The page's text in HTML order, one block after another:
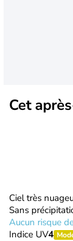
Cet
Ciel très
Sans
Aucun risque
Indice UV4